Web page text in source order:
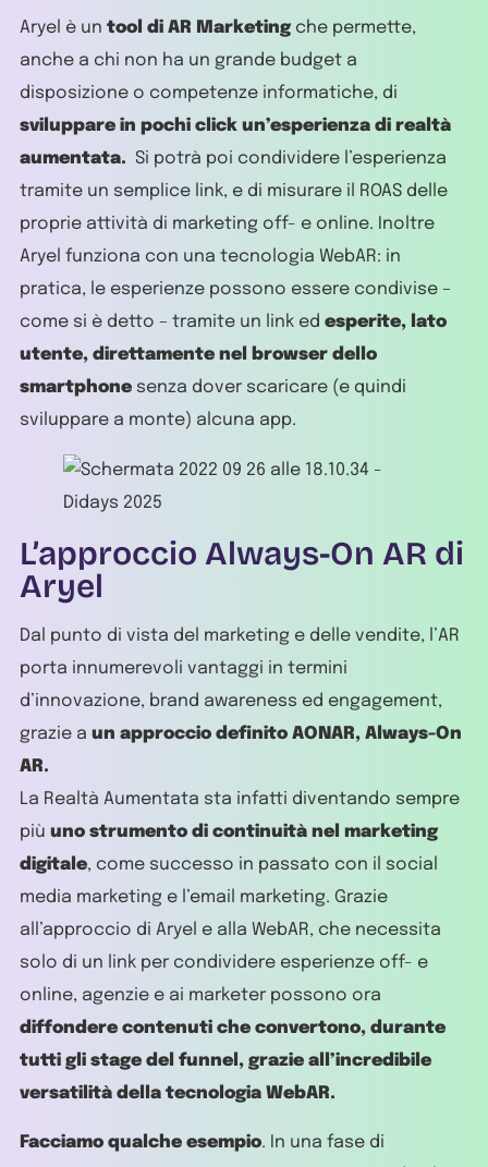
Aryel è un tool di AR Marketingche permette,
anche a chi non ha un grande budget a
disposizione o competenze informatiche, di
sviluppare in pochi click un’esperienza di realtà
aumentata. Si potrà poi condividere l’esperienza
tramite un semplice link, e di misurare il ROAS delle
proprie attività di marketing off- e online. Inoltre
Aryel funziona con una tecnologia WebAR: in
pratica, le esperienze possono essere condivise –
come si è detto – tramite un link ed esperite, lato
utente, direttamente nel browser dello
smartphone senza dover scaricare (e quindi
sviluppare a monte) alcuna app.
L’approccio Always-On AR di
Aryel
Dal punto di vista del marketing e delle vendite, l’AR
porta innumerevoli vantaggi in termini
d’innovazione, brand awareness ed engagement,
grazie a un approccio definito AONAR, Always-On
AR.
La Realtà Aumentata sta infatti diventando sempre
più uno strumento di continuità nel marketing
digitale, come successo in passato con il social
media marketing e l’email marketing. Grazie
all’approccio di Aryel e alla WebAR, che necessita
solo di un link per condividere esperienze off- e
online, agenzie e ai marketer possono ora
diffondere contenuti che convertono, durante
tutti gli stage del funnel, grazie all’incredibile
versatilità della tecnologia WebAR.
Facciamo qualche esempio. In una fase di